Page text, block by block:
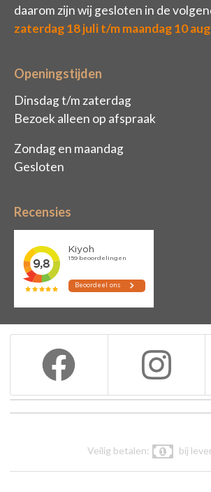
daarom zijn wij gesloten in de
zaterdag 18 juli t/m maandag 10
Openingstijden
Dinsdag t/m zaterdag
Bezoek alleen op afspraak
Zondag en maandag
Gesloten
Recensies
Veilig betalen: bij